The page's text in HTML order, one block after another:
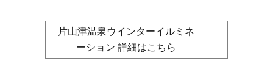
片山津温泉ウインターイルミネ
ーション 詳細はこちら